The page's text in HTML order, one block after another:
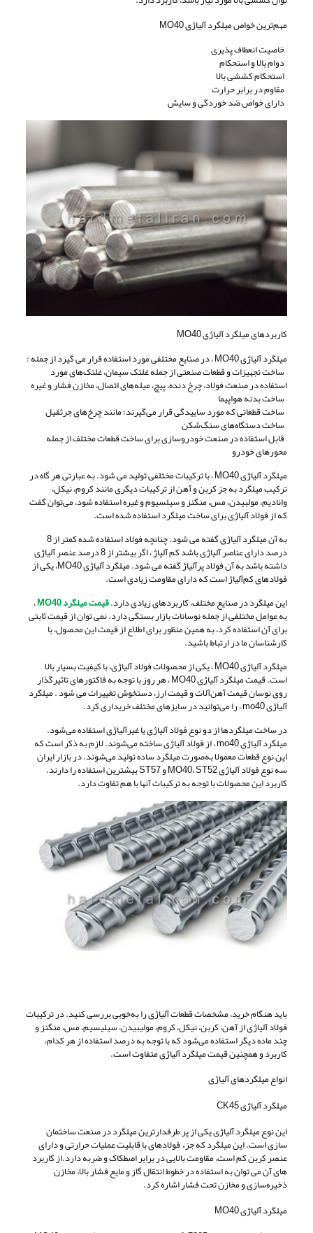
مهم‌ترین خواص میلگرد آلیاژی MO40
– خاصیت انعطاف پذیری
– دوام بالا و استحکام
– استحکام کششی بالا
– مقاوم در برابر حرارت
– دارای خواص ضد خوردگی و سایش
کاربردهای میلگرد آلیاژی MO40
میلگرد آلیاژی MO40 ، در صنایع مختلفی مورد استفاده قرار می گیرد از جمله :
– ساخت تجهیزات و قطعات صنعتی از جمله غلتک سیمان، غلتک‌های مورد
استفاده در صنعت فولاد، چرخ دنده، پیچ، میله‌های اتصال، مخازن فشار و غیره
– ساخت بدنه هواپیما
– ساخت قطعاتی که مورد ساییدگی قرار می‌گیرند؛ مانند چرخ‌های جرثقیل
– ساخت دستگاه‌های سنگ‌شکن
– قابل استفاده در صنعت خودروسازی برای ساخت قطعات مختلف از جمله
محورهای خودرو
میلگرد آلیاژی MO40 ، با ترکیبات مختلفی تولید می شود. به عبارتی هر گاه در
ترکیب میلگرد به جز کربن و آهن از ترکیبات دیگری مانند کروم، نیکل،
وانادیم، مولبیدن، مس، منگنز و سیلسیوم و غیره استفاده شود، می‌توان گفت
که از فولاد آلیاژی برای ساخت میلگرد استفاده شده است.
به آن میلگرد آلیاژی گفته می شود. چنانچه فولاد استفاده شده کمتر از 8
درصد دارای عناصر آلیاژی باشد کم آلیاژ ، اگر بیشتر از 8 درصد عنصر آلیاژی
داشته باشد به آن فولاد پرآلیاژ گفته می شود. میلگرد آلیاژی MO40، یکی از
فولادهای کم‌آلیاژ است که دارای مقاومت زیادی است.
این میلگرد در صنایع مختلف، کاربردهای زیادی دارد.قیمت میلگرد MO40 ،
به عوامل مختلفی از جمله نوسانات بازار بستگی دارد. نمی توان از قیمت ثابتی
برای آن استفاده کرد، به همین منظور برای اطلاع از قیمت این محصول، با
کارشناسان ما در ارتباط باشید.
میلگرد آلیاژی MO40 ، یکی از محصولات فولاد آلیاژی، با کیفیت بسیار بالا
است. قیمت میلگرد آلیاژی MO40 ، هر روز با توجه به فاکتورهای تاثیرگذار
روی نوسان قیمت آهن‌آلات و قیمت ارز، دستخوش تغییرات می شود . میلگرد
آلیاژی mo40 ، را می‌توانید در سایزهای مختلف خریداری کرد.
در ساخت میلگردها از دو نوع فولاد آلیاژی یا غیرآلیاژی استفاده می‌شود.
میلگرد آلیاژی mo40 ، از فولاد آلیاژی ساخته می‌شوند. لازم به ذکر است که
این نوع قطعات معمولا به‌صورت میلگرد ساده تولید می‌شوند. در بازار ایران
سه نوع فولاد آلیاژی MO40، ST52 و ST57 بیشترین استفاده را دارند.
کاربرد این محصولات با توجه به ترکیبات آنها با هم تفاوت دارد.
باید هنگام خرید، مشخصات قطعات آلیاژی را به‌خوبی بررسی کنید. در ترکیبات
فولاد آلیاژی از آهن، کربن، نیکل، کروم، مولیبیدن، سیلیسیم، مس، منگنز و
چند ماده دیگر استفاده می‌شود که با توجه به درصد استفاده از هر کدام،
کاربرد و همچنین قیمت میلگرد آلیاژی متفاوت است.
انواع میلگردهای آلیاژی
میلگرد آلیاژی CK45
این نوع میلگرد آلیاژی یکی از پر طرفدارترین میلگرد در صنعت ساختمان
سازی است. این میلگرد که جزء فولادهای با قابلیت عملیات حرارتی و دارای
عنصر کربن کم است، مقاومت بالایی در برابر اصطکاک و ضربه دارد.از کاربرد
های آن می توان به استفاده در خطوط انتقال گاز و مایع فشار بالا، مخازن
ذخیره‌سازی و مخازن تحت فشار اشاره کرد.
میلگرد آلیاژی MO40